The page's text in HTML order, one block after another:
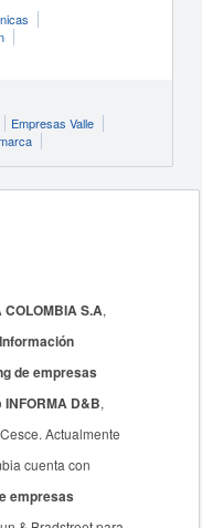
Empresas Valle
COLOMBIA S.A,
Información
de empresas
INFORMA D&B,
Actualmente
cuenta con
empresas